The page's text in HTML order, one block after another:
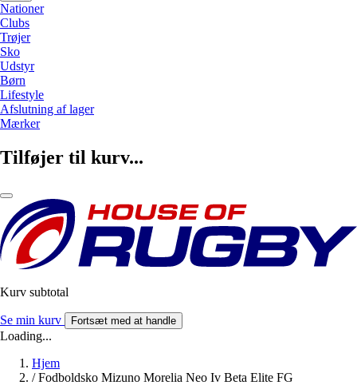
Nationer
Clubs
Trøjer
Sko
Udstyr
Børn
Lifestyle
Afslutning af lager
Mærker
Tilføjer til kurv...
Kurv subtotal
Se min kurv Fortsæt med at handle
Loading...
Hjem
/ Fodboldsko Mizuno Morelia Neo Iv Beta Elite FG